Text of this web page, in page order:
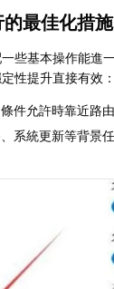
最佳化措施
些基本操作能進
性提升直接有效：
件允許時靠近路由
系統更新等背景